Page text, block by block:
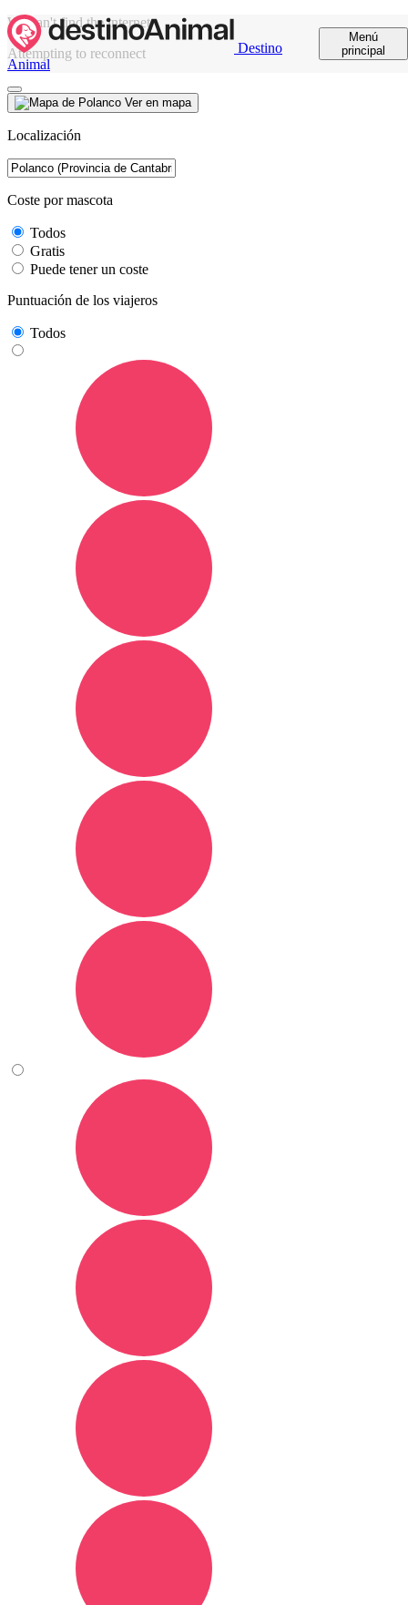
Destino
Animal
Menú
principal
We can't find the internet
Attempting to reconnect
Ver en mapa
Localización
Coste por mascota
Todos
Gratis
Puede tener un coste
Puntuación de los viajeros
Todos